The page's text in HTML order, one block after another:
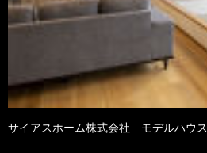
サイアスホーム株式会社 モデルハウス